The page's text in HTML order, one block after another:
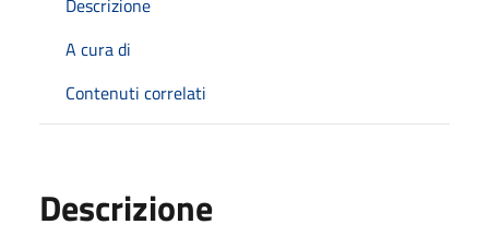
A cura di
Contenuti correlati
Descrizione